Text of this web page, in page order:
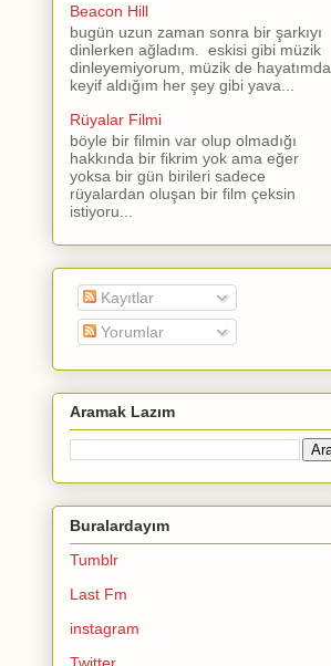
Beacon Hill
bugün uzun zaman sonra bir şarkıyı
dinlerken ağladım. eskisi gibi müzik
dinleyemiyorum, müzik de hayatımda
keyif aldığım her şey gibi yava...
Rüyalar Filmi
böyle bir filmin var olup olmadığı
hakkında bir fikrim yok ama eğer
yoksa bir gün birileri sadece
rüyalardan oluşan bir film çeksin
istiyoru...
Kayıtlar
Yorumlar
Aramak Lazım
Buralardayım
Tumblr
Last Fm
instagram
Twitter